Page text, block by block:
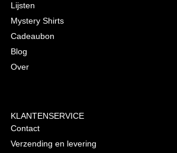
Lijsten
Mystery Shirts
Cadeaubon
Blog
Over
KLANTENSERVICE
Contact
Verzending en levering